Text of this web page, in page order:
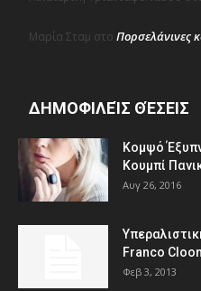
Μαρία Σταμ στο Πορσελάνινες
ΔΗΜΟΦΙΛΕΊΣ ΘΈΣΕΙΣ
Κομψό
Κουμπί
Αυγ 26, 2016
Franco
Φεβ 3, 2013